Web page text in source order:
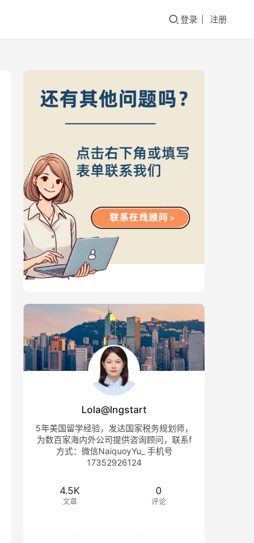
登录 注册
Lola@Ingstart
5年美国留学经验，发达国家税务规划师，
为数百家海内外公司提供咨询顾问，联系f
方式：微信NaiquoyYu_ 手机号
17352926124
4.5K
文章
0
评论